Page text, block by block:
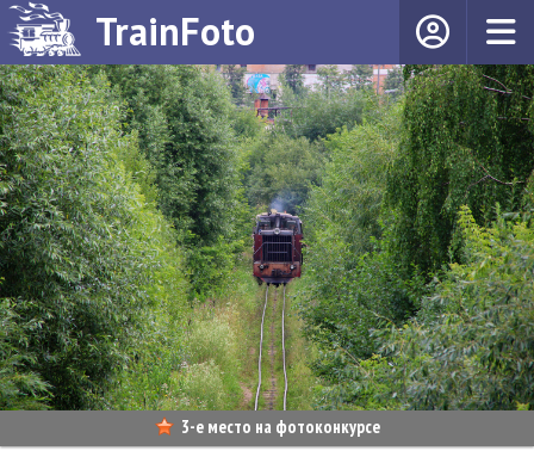
TrainFoto
3-е место на фотоконкурсе